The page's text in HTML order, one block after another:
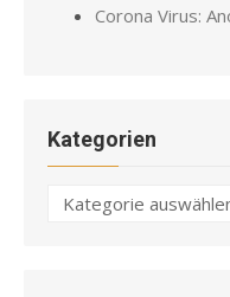
Corona Virus:
Kategorien
Kategorien